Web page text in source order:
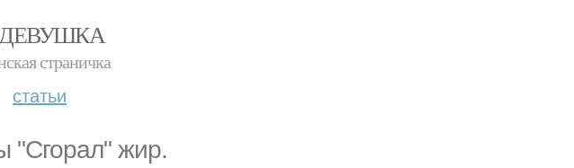
страничка
статьи
"Сгорал" жир.